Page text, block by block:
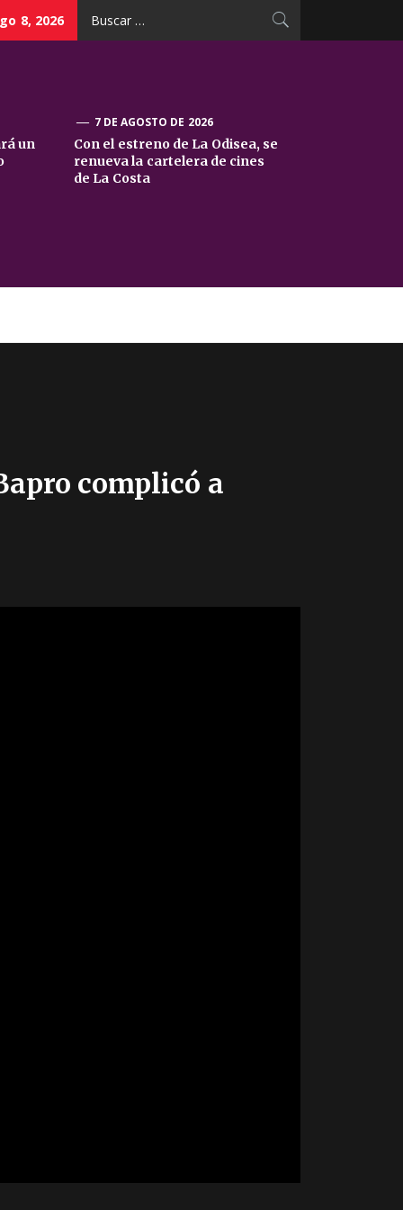
8, 2026
un
7 DE AGOSTO DE 2026
Con el estreno de La Odisea, se
renueva la cartelera de cines
de La Costa
complicó a